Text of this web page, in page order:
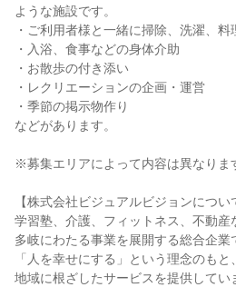
ような施設です。
・ご利用者様と一緒に掃除、洗濯、料
・入浴、食事などの身体介助
・お散歩の付き添い
・レクリエーションの企画・運営
・季節の掲示物作り
などがあります。
※募集エリアによって内容は異なりま
【株式会社ビジュアルビジョンについ
学習塾、介護、フィットネス、不動産
多岐にわたる事業を展開する総合企業
「人を幸せにする」という理念のもと、
地域に根ざしたサービスを提供してい